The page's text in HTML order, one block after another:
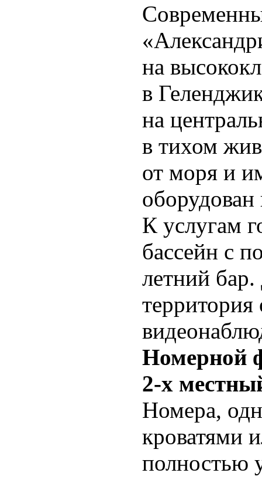
на
в
на
в тихом
от моря и
К услугам
бассейн с
летний бар.
территория
Номерной
2-х
Номера,
кроватями
полностью